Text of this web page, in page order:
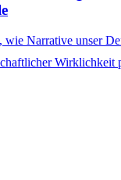
Narrative unser
Wirklichkeit